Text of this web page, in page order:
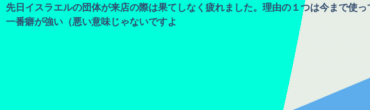
先日イスラエルの団体が来店の際は果てしなく疲れました。理由の１つは今まで使
一番癖が強い（悪い意味じゃないですよ